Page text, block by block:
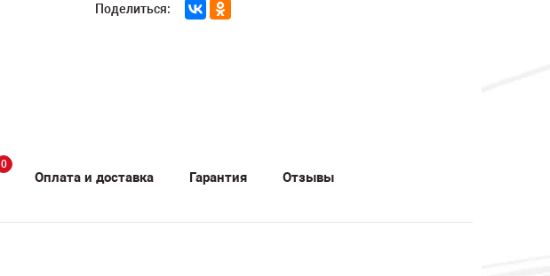
Поделиться:
0
Оплата и доставка Гарантия Отзывы